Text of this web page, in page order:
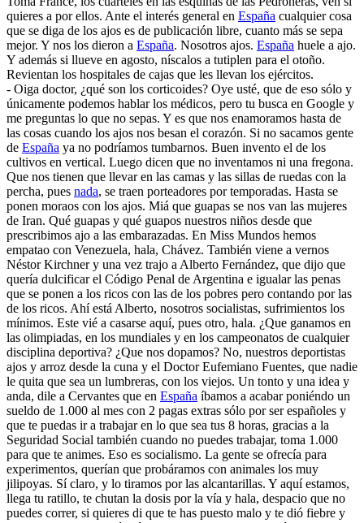
quieres a por ellos. Ante el interés general en España cualquier cosa
que se diga de los ajos es de publicación libre, cuanto más se sepa
mejor. Y nos los dieron a España. Nosotros ajos. España huele a ajo.
Y además si llueve en agosto, níscalos a tutiplen para el otoño.
Revientan los hospitales de cajas que les llevan los ejércitos.
- Oiga doctor, ¿qué son los corticoides? Oye usté, que de eso sólo y
únicamente podemos hablar los médicos, pero tu busca en Google y
me preguntas lo que no sepas. Y es que nos enamoramos hasta de
las cosas cuando los ajos nos besan el corazón. Si no sacamos gente
de España ya no podríamos tumbarnos. Buen invento el de los
cultivos en vertical. Luego dicen que no inventamos ni una fregona.
Que nos tienen que llevar en las camas y las sillas de ruedas con la
percha, pues nada, se traen porteadores por temporadas. Hasta se
ponen moraos con los ajos. Miá que guapas se nos van las mujeres
de Iran. Qué guapas y qué guapos nuestros niños desde que
prescribimos ajo a las embarazadas. En Miss Mundos hemos
empatao con Venezuela, hala, Chávez. También viene a vernos
Néstor Kirchner y una vez trajo a Alberto Fernández, que dijo que
quería dulcificar el Código Penal de Argentina e igualar las penas
que se ponen a los ricos con las de los pobres pero contando por las
de los ricos. Ahí está Alberto, nosotros socialistas, sufrimientos los
mínimos. Este vié a casarse aquí, pues otro, hala. ¿Que ganamos en
las olimpiadas, en los mundiales y en los campeonatos de cualquier
disciplina deportiva? ¿Que nos dopamos? No, nuestros deportistas
ajos y arroz desde la cuna y el Doctor Eufemiano Fuentes, que nadie
le quita que sea un lumbreras, con los viejos. Un tonto y una idea y
anda, dile a Cervantes que en España íbamos a acabar poniéndo un
sueldo de 1.000 al mes con 2 pagas extras sólo por ser españoles y
que te puedas ir a trabajar en lo que sea tus 8 horas, gracias a la
Seguridad Social también cuando no puedes trabajar, toma 1.000
para que te animes. Eso es socialismo. La gente se ofrecía para
experimentos, querían que probáramos con animales los muy
jilipoyas. Sí claro, y lo tiramos por las alcantarillas. Y aquí estamos,
llega tu ratillo, te chutan la dosis por la vía y hala, despacio que no
puedes correr, si quieres di que te has puesto malo y te dió fiebre y